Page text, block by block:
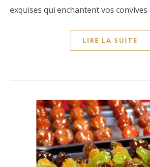
exquises qui enchantent vos
LIRE LA SUITE